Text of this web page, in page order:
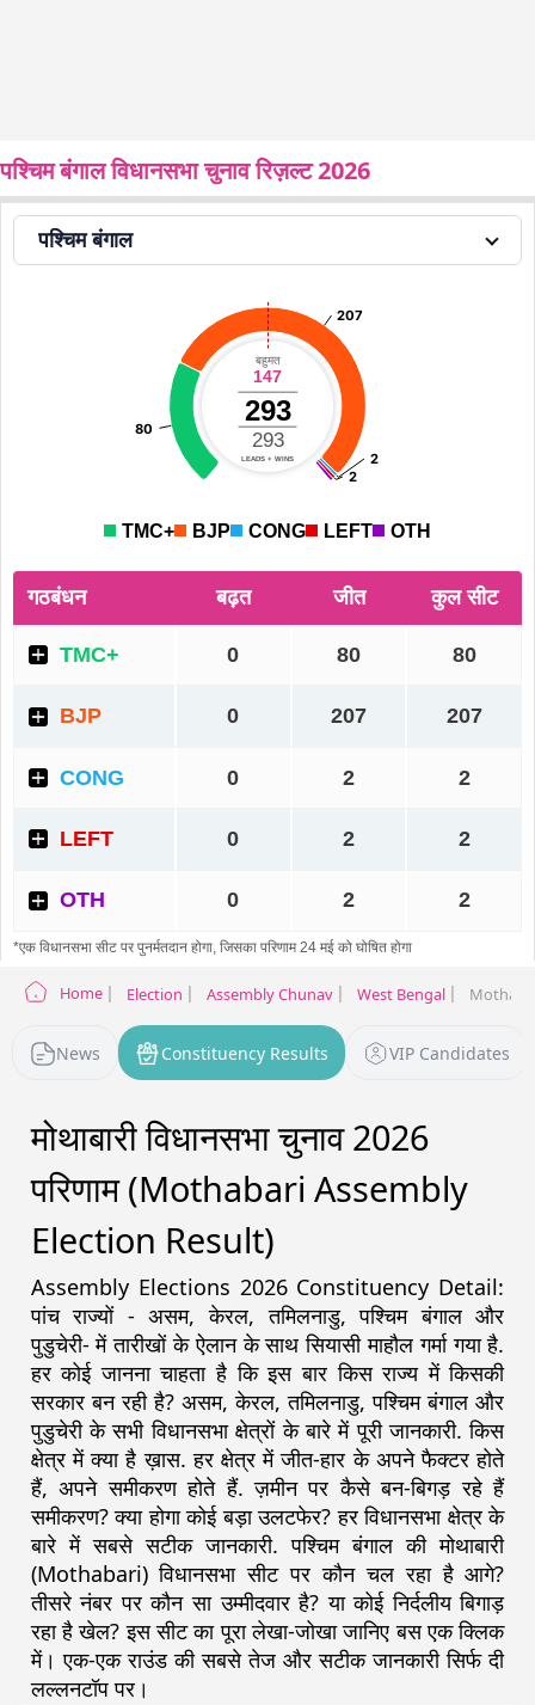
पश्चिम बंगाल विधानसभा चुनाव रिज़ल्ट 2026
Home Election Assembly Chunav West Bengal
News Constituency Results VIP Candidates
मोथाबारी विधानसभा चुनाव 2026
परिणाम (Mothabari Assembly
Election Result)
Assembly Elections 2026 Constituency Detail:
पांच राज्यों - असम, केरल, तमिलनाडु, पश्चिम बंगाल और
पुडुचेरी- में तारीखों के ऐलान के साथ सियासी माहौल गर्मा गया है.
हर कोई जानना चाहता है कि इस बार किस राज्य में किसकी
सरकार बन रही है? असम, केरल, तमिलनाडु, पश्चिम बंगाल और
पुडुचेरी के सभी विधानसभा क्षेत्रों के बारे में पूरी जानकारी. किस
क्षेत्र में क्या है ख़ास. हर क्षेत्र में जीत-हार के अपने फैक्टर होते
हैं, अपने समीकरण होते हैं. ज़मीन पर कैसे बन-बिगड़ रहे हैं
समीकरण? क्या होगा कोई बड़ा उलटफेर? हर विधानसभा क्षेत्र के
बारे में सबसे सटीक जानकारी. पश्चिम बंगाल की मोथाबारी
(Mothabari) विधानसभा सीट पर कौन चल रहा है आगे?
तीसरे नंबर पर कौन सा उम्मीदवार है? या कोई निर्दलीय बिगाड़
रहा है खेल? इस सीट का पूरा लेखा-जोखा जानिए बस एक क्लिक
में। एक-एक राउंड की सबसे तेज और सटीक जानकारी सिर्फ दी
लल्लनटॉप पर।